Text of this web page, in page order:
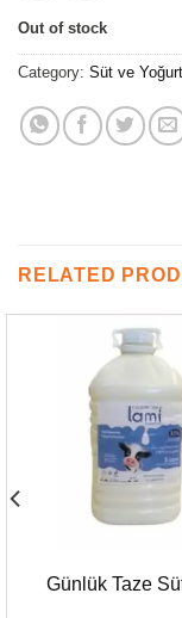
Out of stock
Category: Süt ve Yoğurt
RELATED
Günlük Taze